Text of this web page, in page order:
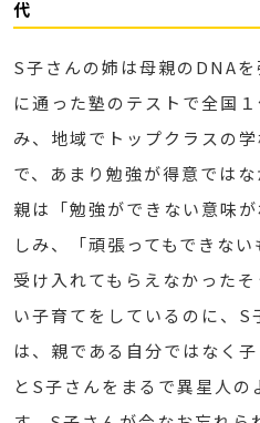
代
S子さんの姉は母親のDNA
に通った塾のテストで全国
み、地域でトップクラスの
で、あまり勉強が得意では
親は「勉強ができない意味
しみ、「頑張ってもできな
受け入れてもらえなかった
い子育てをしているのに、
は、親である自分ではなく
とS子さんをまるで異星人の